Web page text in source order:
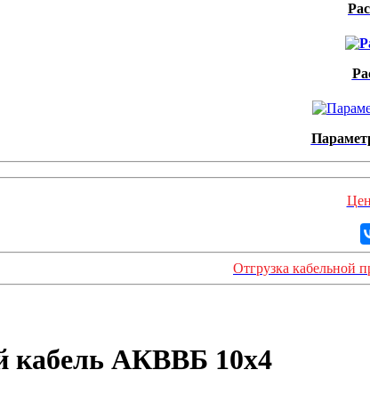
Отгрузка кабельной
кабель АКВВБ 10х4